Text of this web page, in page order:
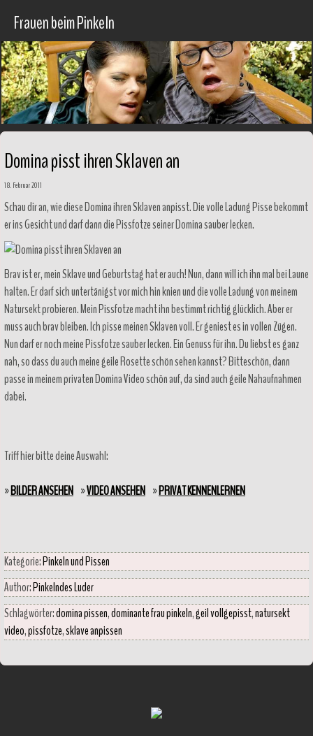
Frauen beim Pinkeln
Domina pisst ihren Sklaven an
18. Februar 2011
Schau dir an, wie diese Domina ihren Sklaven anpisst. Die volle Ladung Pisse bekommt
er ins Gesicht und darf dann die Pissfotze seiner Domina sauber lecken.
Brav ist er, mein Sklave und Geburtstag hat er auch! Nun, dann will ich ihn mal bei Laune
halten. Er darf sich untertänigst vor mich hin knien und die volle Ladung von meinem
Natursekt probieren. Mein Pissfotze macht ihn bestimmt richtig glücklich. Aber er
muss auch brav bleiben. Ich pisse meinen Sklaven voll. Er geniest es in vollen Zügen.
Nun darf er noch meine Pissfotze sauber lecken. Ein Genuss für ihn. Du liebst es ganz
nah, so dass du auch meine geile Rosette schön sehen kannst? Bitteschön, dann
passe in meinem privaten Domina Video schön auf, da sind auch geile Nahaufnahmen
dabei.
Triff hier bitte deine Auswahl:
»BILDER ANSEHEN »VIDEO ANSEHEN »PRIVAT KENNENLERNEN
Kategorie:Pinkeln und Pissen
Author:Pinkelndes Luder
Schlagwörter:domina pissen,dominante frau pinkeln,geil vollgepisst,natursekt
video,pissfotze,sklave anpissen